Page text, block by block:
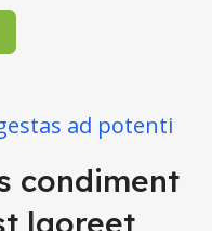
ad potenti
condiment
laoreet